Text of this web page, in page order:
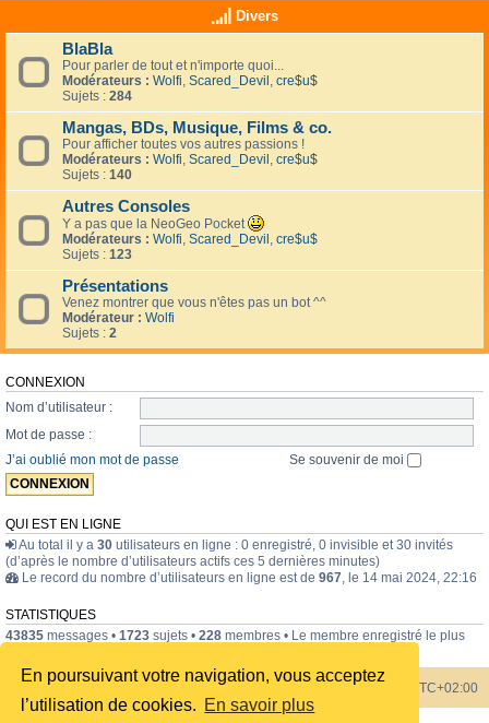
En poursuivant votre navigation, vous acceptez
l’utilisation de cookies. En savoir plus
Divers
BlaBla
Pour parler de tout et n'importe quoi...
Modérateurs : Wolfi, Scared_Devil, cre$u$
Sujets : 284
Mangas, BDs, Musique, Films & co.
Pour afficher toutes vos autres passions !
Modérateurs : Wolfi, Scared_Devil, cre$u$
Sujets : 140
Autres Consoles
Y a pas que la NeoGeo Pocket
Modérateurs : Wolfi, Scared_Devil, cre$u$
Sujets : 123
Présentations
Venez montrer que vous n'êtes pas un bot ^^
Modérateur : Wolfi
Sujets : 2
CONNEXION
Nom d’utilisateur :
Mot de passe :
J’ai oublié mon mot de passe
Se souvenir de moi
QUI EST EN LIGNE
Au total il y a 30 utilisateurs en ligne : 0 enregistré, 0 invisible et 30 invités
(d’après le nombre d’utilisateurs actifs ces 5 dernières minutes)
Le record du nombre d’utilisateurs en ligne est de 967, le 14 mai 2024, 22:16
STATISTIQUES
43835 messages • 1723 sujets • 228 membres • Le membre enregistré le plus
Index du forum Heures au format UTC+02:00